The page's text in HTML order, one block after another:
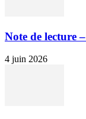
Note de lecture
4 juin 2026